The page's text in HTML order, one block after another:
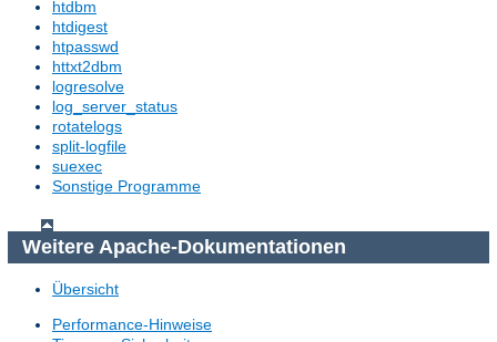
htdbm
htdigest
htpasswd
httxt2dbm
logresolve
log_server_status
rotatelogs
split-logfile
suexec
Sonstige Programme
Weitere Apache-Dokumentationen
Übersicht
Performance-Hinweise